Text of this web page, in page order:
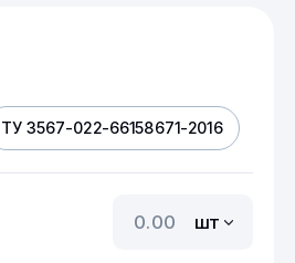
ТУ 3567-022-66158671-2016
шт